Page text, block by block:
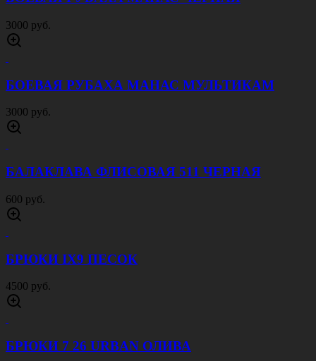
3000 руб.
БОЕВАЯ РУБАХА МАНАС МУЛЬТИКАМ
3000 руб.
БАЛАКЛАВА ФЛИСОВАЯ 511 ЧЕРНАЯ
600 руб.
БРЮКИ IX9 ПЕСОК
4500 руб.
БРЮКИ 7 26 URBAN ОЛИВА